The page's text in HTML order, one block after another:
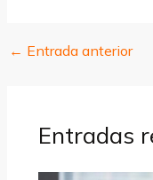
← Entrada anterior
Entradas